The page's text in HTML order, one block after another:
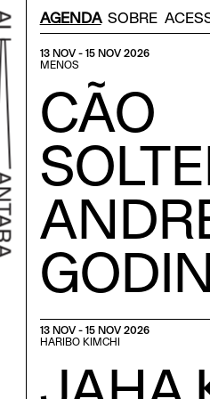
Menu Secondário
AGENDA SOBRE
13 NOV - 15 NOV 2026
MENOS
CÃO
13 NOV - 15 NOV 2026
HARIBO KIMCHI